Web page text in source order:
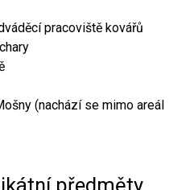
pracoviště kovářů
(nachází se mimo areál